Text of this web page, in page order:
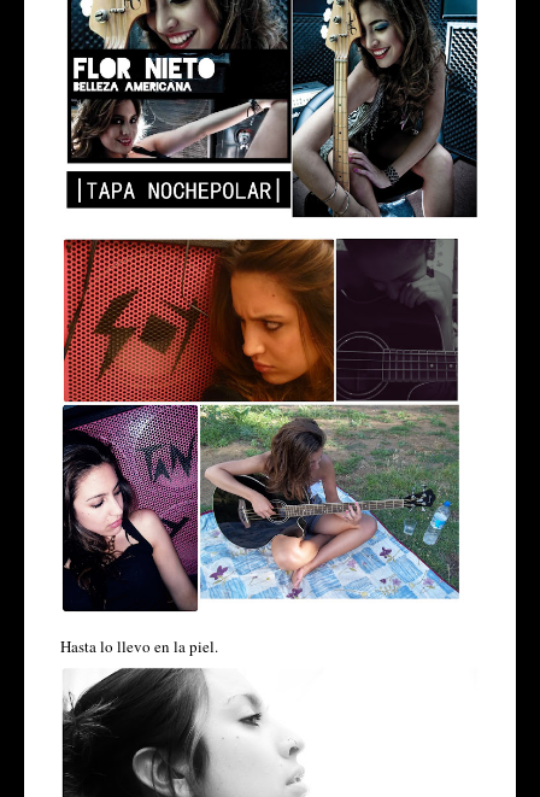
Hasta lo llevo en la piel.